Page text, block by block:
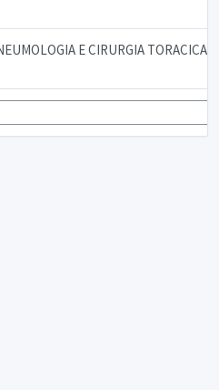
E CIRURGIA TORACICA